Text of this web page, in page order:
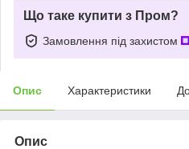
Що таке купити з Пром?
Замовлення під захистом
Опис Характеристики
Опис